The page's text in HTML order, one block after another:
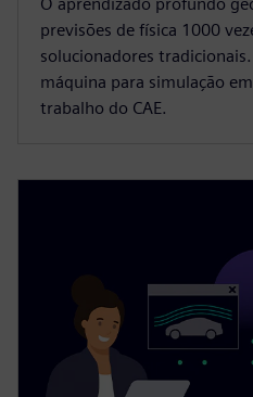
previsões de física 1000
solucionadores
máquina para simulação
trabalho do CAE.